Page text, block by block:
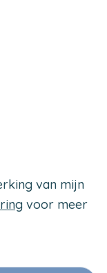
van mijn
voor meer